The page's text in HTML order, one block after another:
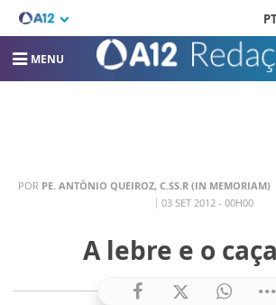
MENU
POR PE. ANTÔNIO QUEIROZ, C.SS.R (IN MEMORIAM)
03 SET 2012 - 00H00
A lebre e o